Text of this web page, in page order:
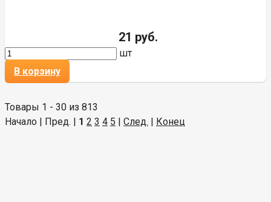
21 руб.
шт
В корзину
Товары 1 - 30 из 813
Начало | Пред. | 1 2 3 4 5 | След. | Конец